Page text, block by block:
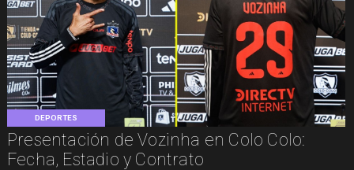
DEPORTES
Presentación de Vozinha en Colo Colo:
Fecha, Estadio y Contrato